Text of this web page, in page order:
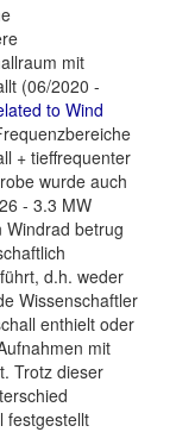
mit
(06/2020 -
to Wind
+ tieffrequenter
wurde auch
- 3.3 MW
betrug
d.h. weder
Wissenschaftler
enthielt oder
mit
Trotz dieser
festgestellt